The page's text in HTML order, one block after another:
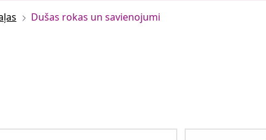
Dušas rokas un savienojumi